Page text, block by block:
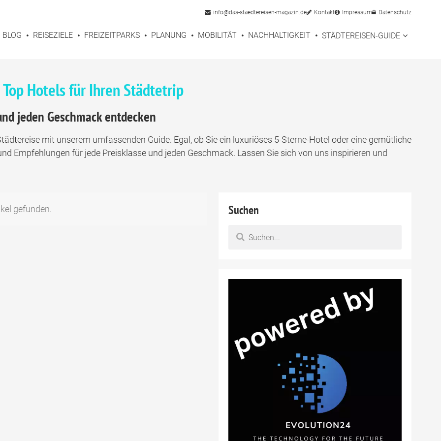
info@das-staedtereisen-magazin.de Kontakt Impressum Datenschutz
BLOG REISEZIELE FREIZEITPARKS PLANUNG MOBILITÄT NACHHALTIGKEIT STÄDTEREISEN-GUIDE
Hotels für Ihren Städtetrip
jeden Geschmack entdecken
mit unserem umfassenden Guide. Egal, ob Sie ein luxuriöses 5-Sterne-Hotel oder eine gemütliche
Empfehlungen für jede Preisklasse und jeden Geschmack. Lassen Sie sich von uns inspirieren und
gefunden. Suchen